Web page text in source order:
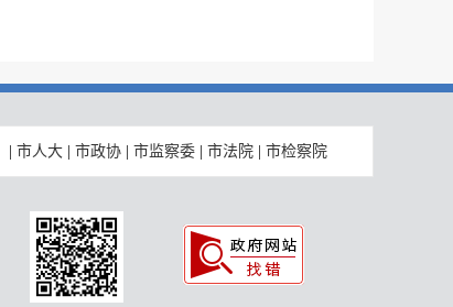
市人大 市政协 市监察委 市法院 市检察院